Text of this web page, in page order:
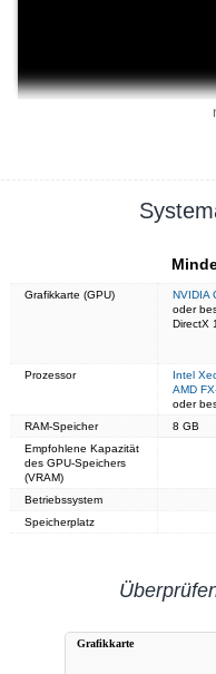
Grafikkarte (GPU)
NVIDIA
oder
DirectX
Prozessor
Intel
AMD
oder
RAM-Speicher
8 GB
Empfohlene Kapazität
des GPU-Speichers
(VRAM)
Betriebssystem
Speicherplatz
Grafikkarte